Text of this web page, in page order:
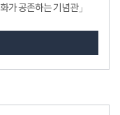
가 공존하는 기념관」